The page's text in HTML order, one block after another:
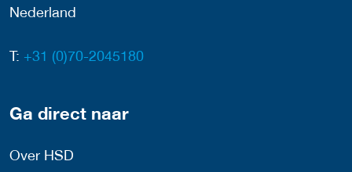
Nederland
T: +31 (0)70-2045180
Ga direct naar
Over HSD